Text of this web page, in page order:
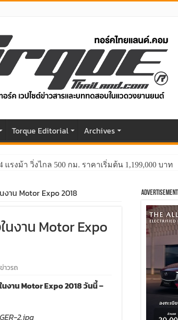
Torque Editorial Archives
แรงม้า วิ่งไกล 500 กม. ราคาเริ่มต้น 1,199,000 บาท
โฉมหน้าใหม่หล่อกว่าเดิม พร้อมสมรรถนะที่ดียิ่งกว่า
าน Motor Expo 2018
งาน Motor Expo
ข่าวรถ
าน Motor Expo 2018 วันนี้ –
Advertisement